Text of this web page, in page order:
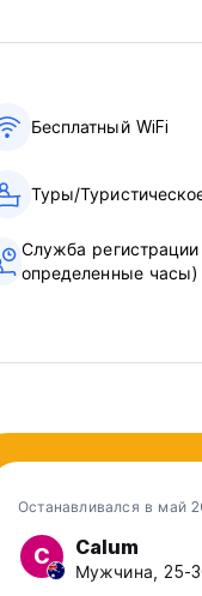
общего
где для вашего
в местах общего
оставить ваш
Бесплатный WiFi
Туры/
Служба регистрации
определенные часы)
Останавливался в май
C Calum
Мужчина, 25-